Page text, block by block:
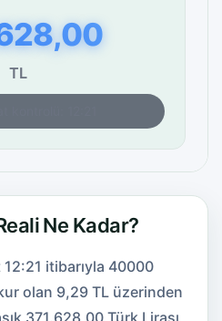
TL
Ne Kadar?
itibarıyla 40000
olan 9,29 TL üzerinden
371.628,00 Türk Lirası